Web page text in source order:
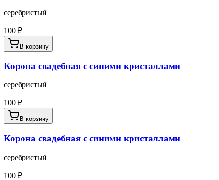
серебристый
100 ₽
В корзину
Корона свадебная с синими кристаллами
серебристый
100 ₽
В корзину
Корона свадебная с синими кристаллами
серебристый
100 ₽